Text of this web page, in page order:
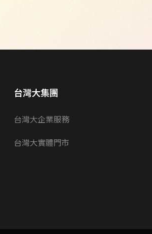
台灣大集團
台灣大企業服務
台灣大實體門市